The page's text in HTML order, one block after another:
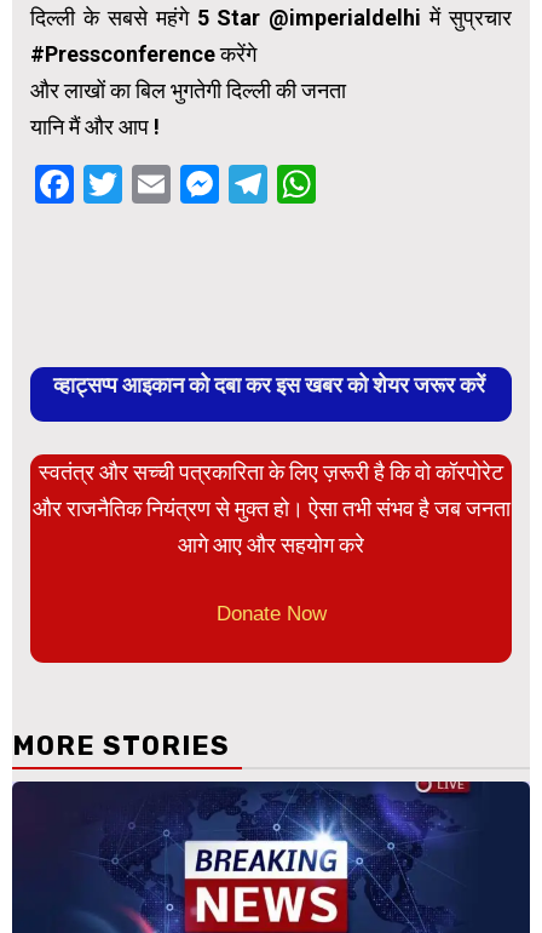
दिल्ली के सबसे महंगे 5 Star @imperialdelhi में सुप्रचार
#Pressconference करेंगे
और लाखों का बिल भुगतेगी दिल्ली की जनता
यानि मैं और आप !
Facebook
Twitter
EmailMessenger
Telegram
व्हाट्सप्प आइकान को दबा कर इस खबर को शेयर जरूर करें
स्वतंत्र और सच्ची पत्रकारिता के लिए ज़रूरी है कि वो कॉरपोरेट
और राजनैतिक नियंत्रण से मुक्त हो। ऐसा तभी संभव है जब जनता
आगे आए और सहयोग करे
Donate Now
MORE STORIES